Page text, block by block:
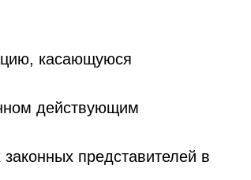
касающуюся
действующим
представителей в